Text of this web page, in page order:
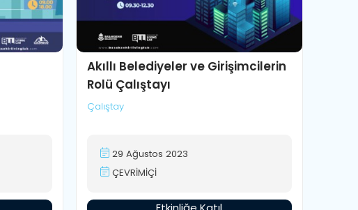
Akıllı Belediyeler ve Girişimcilerin
Rolü Çalıştayı
Çalıştay
29 Ağustos 2023
ÇEVRİMİÇİ